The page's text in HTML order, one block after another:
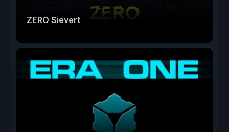
ZERO Sievert